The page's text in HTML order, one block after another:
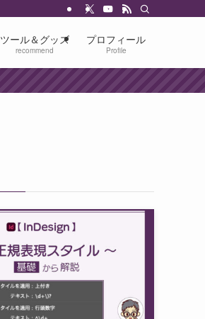
ツール＆グッズ
recommend
プロフィール
Profile